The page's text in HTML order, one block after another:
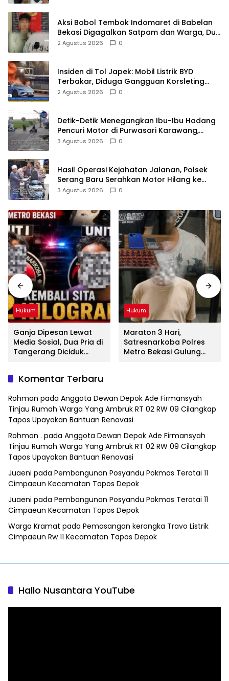
Aksi Bobol Tembok Indomaret di Babelan
Bekasi Digagalkan Satpam dan Warga, Dua
Pelaku Diamankan
2 Agustus 2026 0
Insiden di Tol Japek: Mobil Listrik BYD
Terbakar, Diduga Gangguan Korsleting
Listrik
2 Agustus 2026 0
Detik-Detik Menegangkan Ibu-Ibu Hadang
Pencuri Motor di Purwasari Karawang,
Pelaku Lolos di Tengah Keramaian!
3 Agustus 2026 0
Hasil Operasi Kejahatan Jalanan, Polsek
Serang Baru Serahkan Motor Hilang ke
Pemilik
3 Agustus 2026 0
Hukum
Ganja Dipesan Lewat
Media Sosial, Dua Pria di
Tangerang Diciduk
Hukum
Maraton 3 Hari,
Satresnarkoba Polres
Metro Bekasi Gulung
Komentar Terbaru
Rohman pada Anggota Dewan Depok Ade Firmansyah
Tinjau Rumah Warga Yang Ambruk RT 02 RW 09 Cilangkap
Tapos Upayakan Bantuan Renovasi
Rohman . pada Anggota Dewan Depok Ade Firmansyah
Tinjau Rumah Warga Yang Ambruk RT 02 RW 09 Cilangkap
Tapos Upayakan Bantuan Renovasi
Juaeni pada Pembangunan Posyandu Pokmas Teratai 11
Cimpaeun Kecamatan Tapos Depok
Juaeni pada Pembangunan Posyandu Pokmas Teratai 11
Cimpaeun Kecamatan Tapos Depok
Warga Kramat pada Pemasangan kerangka Travo Listrik
Cimpaeun Rw 11 Kecamatan Tapos Depok
Hallo Nusantara YouTube